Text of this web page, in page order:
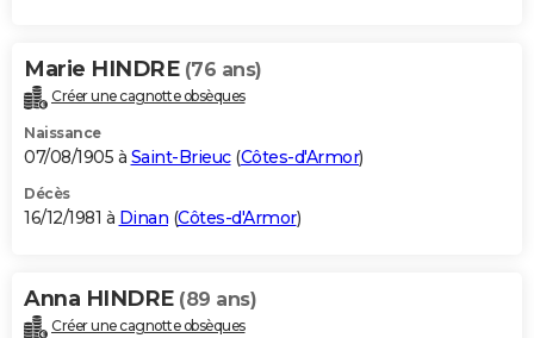
Marie HINDRE (76 ans)
Créer une cagnotte obsèques
Naissance
07/08/1905 à Saint-Brieuc(Côtes-d'Armor)
Décès
16/12/1981 à Dinan (Côtes-d'Armor)
Anna HINDRE (89 ans)
Créer une cagnotte obsèques